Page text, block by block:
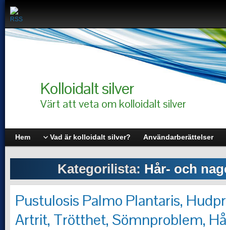
Kolloidalt silver
Värt att veta om kolloidalt silver
Hem Vad är kolloidalt silver? Användarberättelser
Kategorilista: Hår- och
Pustulosis Palmo Plantaris,
Artrit, Trötthet, Sömnproblem,